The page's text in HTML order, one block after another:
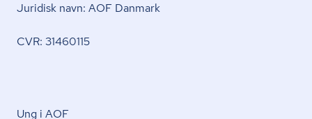
Juridisk navn: AOF Danmark
CVR: 31460115
Ung i AOF